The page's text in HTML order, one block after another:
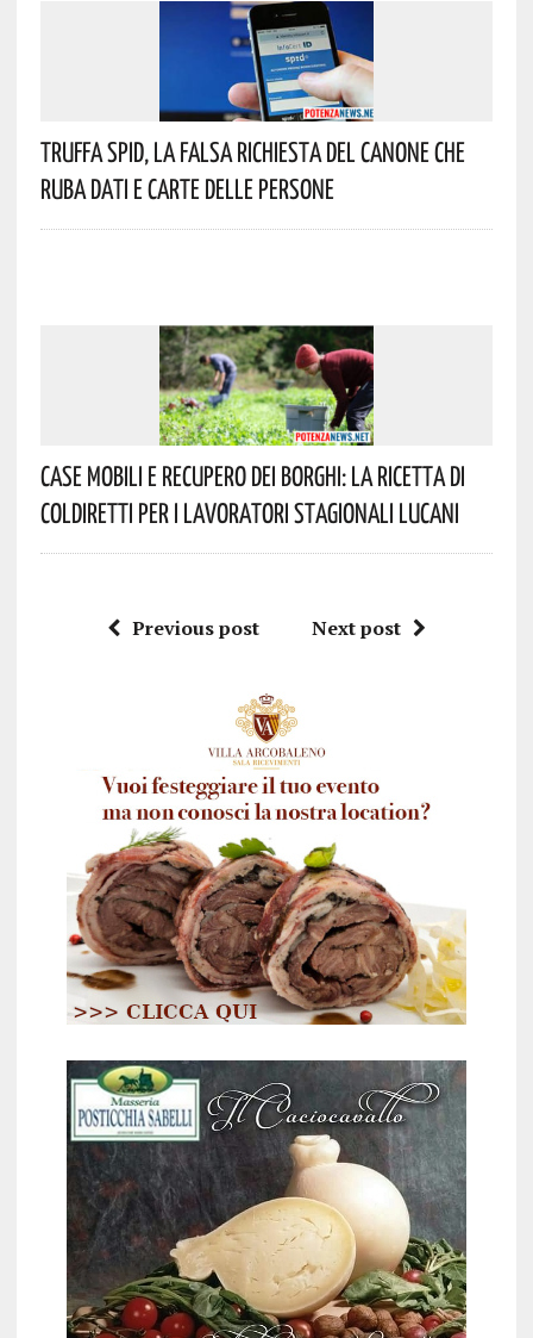
Truffa Spid, La Falsa Richiesta Del Canone Che
Ruba Dati E Carte Delle Persone
Case Mobili E Recupero Dei Borghi: La Ricetta Di
Coldiretti Per I Lavoratori Stagionali Lucani
Previous post Next post